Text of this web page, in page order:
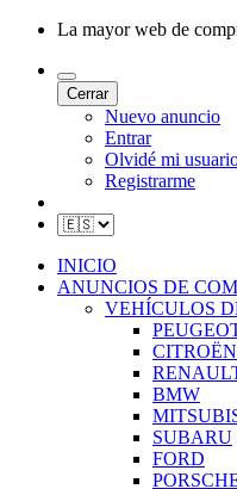
La mayor web de
Cerrar
Nuevo anuncio
Entrar
Olvidé mi
Registrarme
INICIO
ANUNCIOS DE
VEHÍCULOS
CITROËN
BMW
SUBARU
FORD